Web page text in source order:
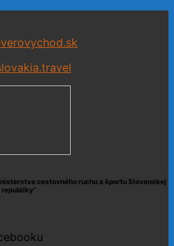
cestovného ruchu a športu Slovenskej
republiky“